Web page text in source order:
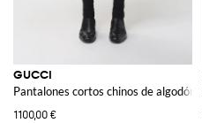
GUCCI
Pantalones cortos chinos de algodón
1100,00 €